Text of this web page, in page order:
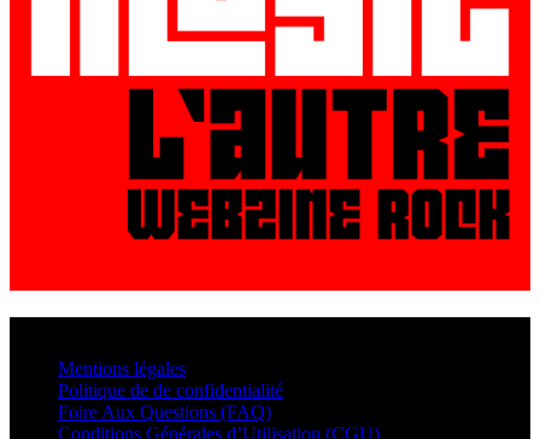
Mentions légales
Politique de de confidentialité
Foire Aux Questions (FAQ)
Conditions Générales d’Utilisation (CGU)